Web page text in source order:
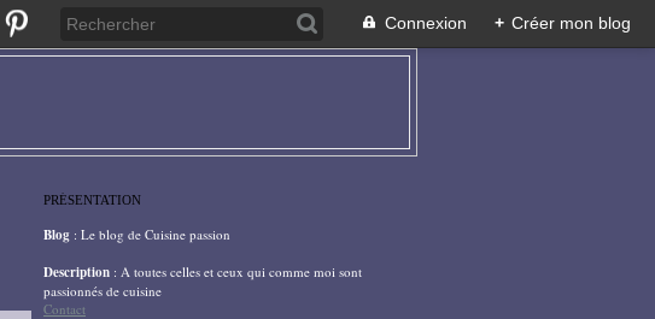
Connexion + Créer mon blog
PRÉSENTATION
Blog : Le blog de Cuisine passion
Description : A toutes celles et ceux qui comme moi sont
passionnés de cuisine
Contact